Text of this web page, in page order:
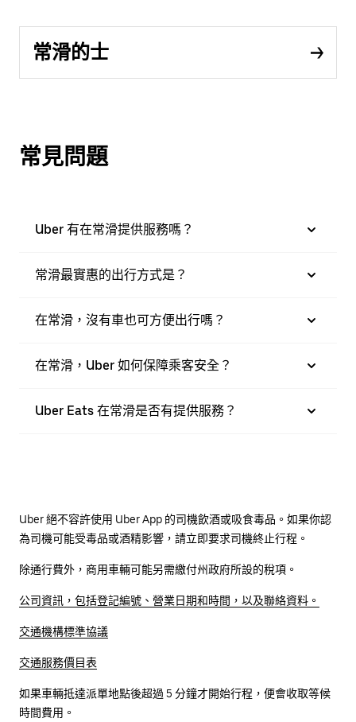
常滑的士
常見問題
Uber 有在常滑提供服務嗎？
常滑最實惠的出行方式是？
在常滑，沒有車也可方便出行嗎？
在常滑，Uber 如何保障乘客安全？
Uber Eats 在常滑是否有提供服務？
Uber 絕不容許使用 Uber App 的司機飲酒或吸食毒品。如果你認
為司機可能受毒品或酒精影響，請立即要求司機終止行程。
除通行費外，商用車輛可能另需繳付州政府所設的稅項。
公司資訊，包括登記編號、營業日期和時間，以及聯絡資料。
交通機構標準協議
交通服務價目表
如果車輛抵達派單地點後超過 5 分鐘才開始行程，便會收取等候
時間費用。